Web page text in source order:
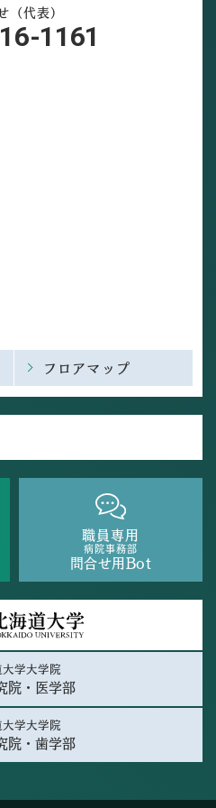
（代表）
1161
フロアマップ
職員専用
病院事務部
問合せ用Bot
学大学院
院・医学部
学大学院
院・歯学部